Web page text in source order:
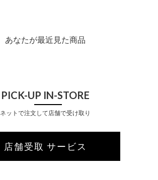
あなたが最近見た商品
PICK-UP IN-STORE
ネットで注文して店舗で受け取り
店舗受取 サービス